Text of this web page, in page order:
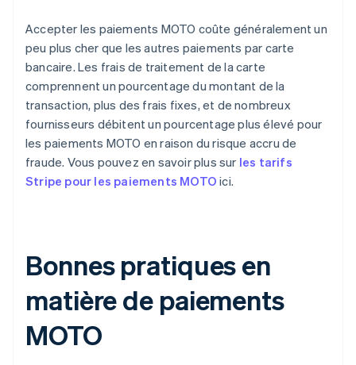
Accepter les paiements MOTO coûte généralement un
peu plus cher que les autres paiements par carte
bancaire. Les frais de traitement de la carte
comprennent un pourcentage du montant de la
transaction, plus des frais fixes, et de nombreux
fournisseurs débitent un pourcentage plus élevé pour
les paiements MOTO en raison du risque accru de
fraude. Vous pouvez en savoir plus sur les tarifs
Stripe pour les paiements MOTO ici.
Bonnes pratiques en
matière de paiements
MOTO